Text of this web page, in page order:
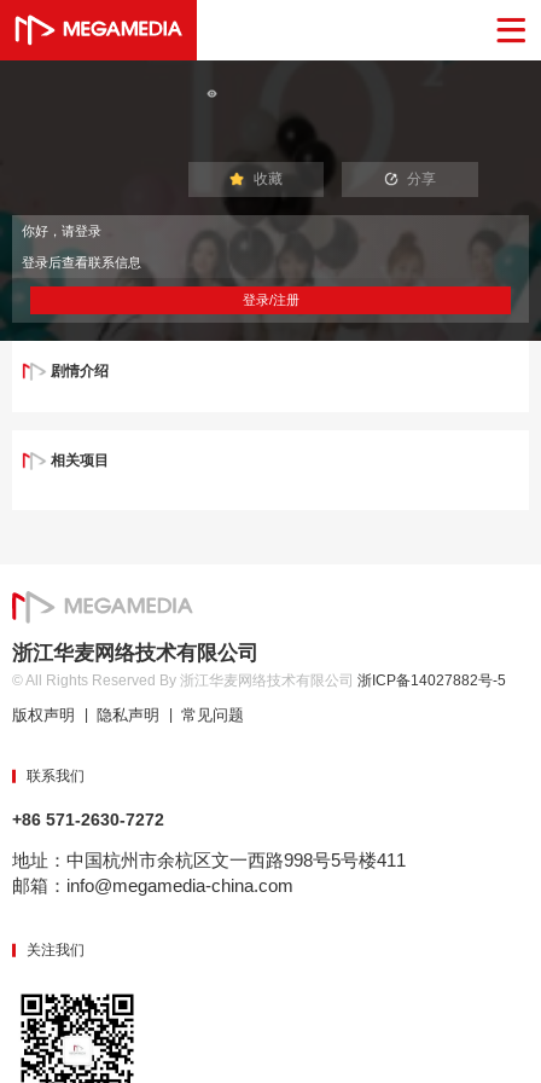
收藏 分享
你好，请登录
登录后查看联系信息
登录/注册
剧情介绍
相关项目
浙江华麦网络技术有限公司
© All Rights Reserved By 浙江华麦网络技术有限公司 浙ICP备14027882号-5
版权声明 隐私声明 常见问题
联系我们
+86 571-2630-7272
地址：中国杭州市余杭区文一西路998号5号楼411
邮箱：info@megamedia-china.com
关注我们